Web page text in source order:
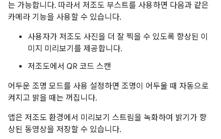
는 가능합니다. 따라서 저조도 부스트를 사용하면 다음과 같은
카메라 기능을 사용할 수 있습니다.
사용자가 저조도 사진을 더 잘 찍을 수 있도록 향상된 이
미지 미리보기를 제공합니다.
저조도에서 QR 코드 스캔
어두운 조명 모드를 사용 설정하면 조명이 어두울 때 자동으로
켜지고 밝을 때는 꺼집니다.
앱은 저조도 환경에서 미리보기 스트림을 녹화하여 밝기가 향
상된 동영상을 저장할 수 있습니다.